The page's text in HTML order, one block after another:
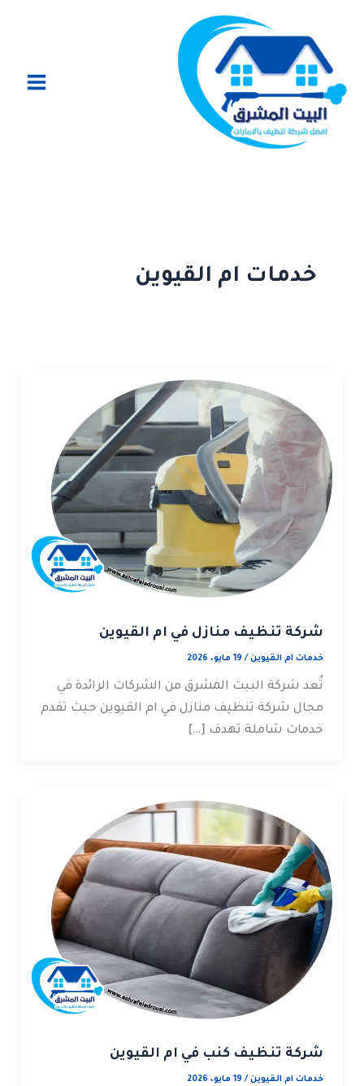
المحتوى
خدمات ام القيوين
شركة تنظيف منازل في ام القيوين
خدمات ام القيوين/ 19 مايو، 2026
تُعد شركة البيت المشرق من الشركات الرائدة في
مجال شركة تنظيف منازل في ام القيوين حيث تقدم
خدمات شاملة تهدف […]
شركة تنظيف كنب في ام القيوين
خدمات ام القيوين/ 19 مايو، 2026